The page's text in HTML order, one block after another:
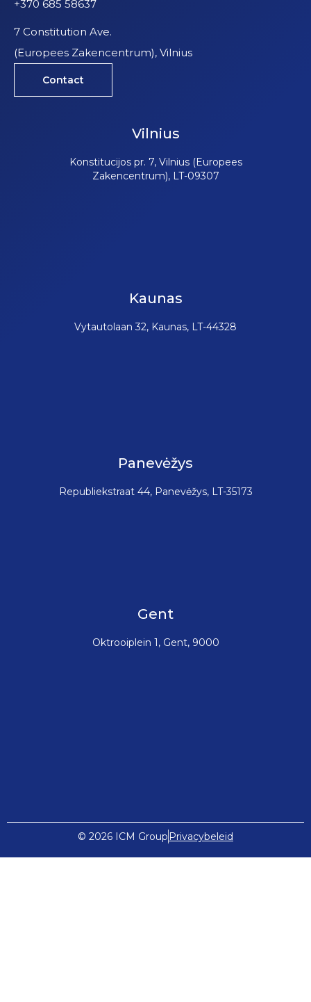
+370 685 58637
7 Constitution Ave.
(Europees Zakencentrum), Vilnius
Contact
Vilnius
Konstitucijos pr. 7, Vilnius (Europees
Zakencentrum), LT-09307
Kaunas
Vytautolaan 32, Kaunas, LT-44328
Panevėžys
Republiekstraat 44, Panevėžys, LT-35173
Gent
Oktrooiplein 1, Gent, 9000
© 2026 ICM Group Privacybeleid